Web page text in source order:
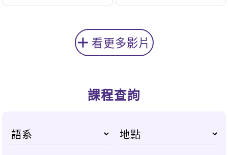
世
看更多影片
課程查詢